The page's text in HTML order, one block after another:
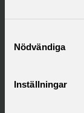
Nödvändiga
Inställningar